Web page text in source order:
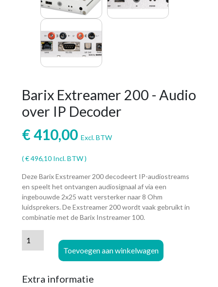
Barix Extreamer 200 - Audio
over IP Decoder
€410,00 Excl. BTW
(€496,10Incl. BTW )
Deze Barix Exstreamer 200 decodeert IP-audiostreams
en speelt het ontvangen audiosignaal af via een
ingebouwde 2x25 watt versterker naar 8 Ohm
luidsprekers. De Exstreamer 200 wordt vaak gebruikt in
combinatie met de Barix Instreamer 100.
Audio
Toevoegen aan winkelwagen
Extra informatie